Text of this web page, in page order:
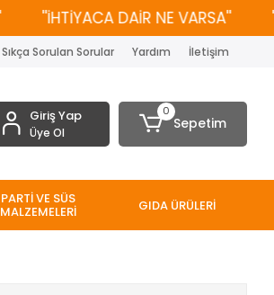
''İHTİYACA DAİR NE VARSA''
Sıkça Sorulan Sorular Yardım İletişim
Giriş Yap
Üye Ol
0
Sepetim
PARTİ VE SÜS
MALZEMELERİ GIDA ÜRÜLERİ